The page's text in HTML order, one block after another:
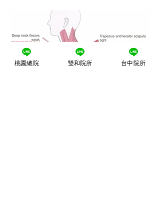
桃園總院 雙和院所 台中院所